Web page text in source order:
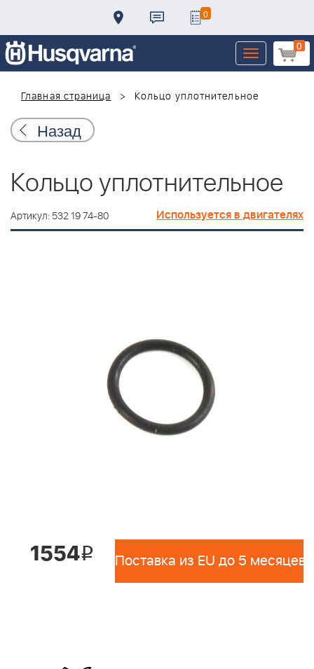
0
0
Toggle
navigation
Главная страница
Кольцо уплотнительное
Назад
Кольцо уплотнительное
Артикул: 532 19 74-80 Используется в двигателях
1554i Поставка из EU до 5 месяцев